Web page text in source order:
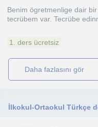
Benim ögretmenlige dair
tecrübem var. Tecrübe
1. ders ücretsiz
daha fazlasını gör